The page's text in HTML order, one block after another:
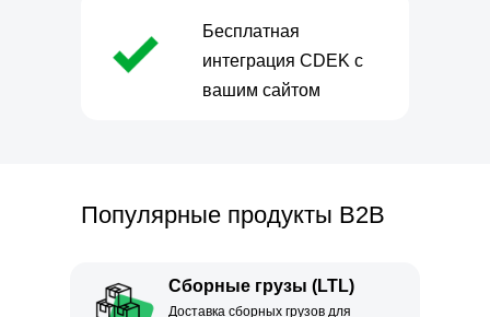
Бесплатная
интеграция CDEK с
вашим сайтом
Популярные продукты B2B
Доставка сборных грузов для
Сборные грузы (LTL)